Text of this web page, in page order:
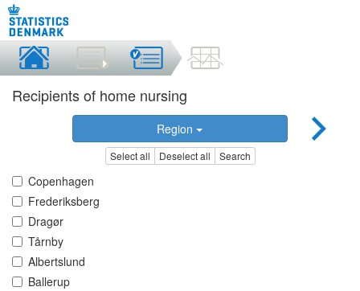
Recipients of home nursing
Region
Select all Deselect all Search
Copenhagen
Frederiksberg
Dragør
Tårnby
Albertslund
Ballerup